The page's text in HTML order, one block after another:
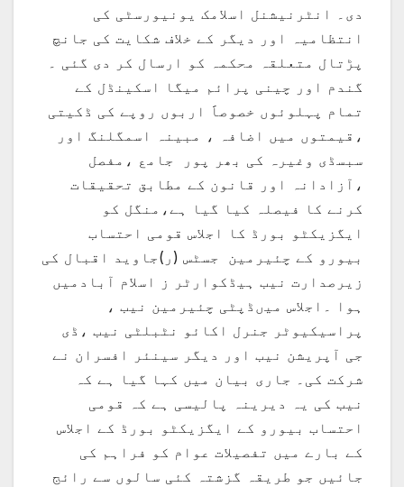
دی۔ انٹرنیشنل اسلامک یونیورسٹی کی
انتظامیہ اور دیگر کے خلاف شکایت کی جانچ
پڑتال متعلقہ محکمہ کو ارسال کر دی گئی ۔
گندم اور چینی پرائم میگا اسکینڈل کے
تمام پہلوئوں خصوصاََ اربوں روپے کی ڈکیتی
،قیمتوں میں اضافہ ، مبینہ اسمگلنگ اور
سبسڈی وغیرہ کی بھر پور جامع ،مفصل
،آزادانہ اور قانون کے مطابق تحقیقات
کرنے کا فیصلہ کیا گیا ہے،منگل کو
ایگزیکٹو بورڈ کا اجلاس قومی احتساب
بیورو کے چئیرمین جسٹس (ر)جاوید اقبال کی
زیرصدارت نیب ہیڈکوارٹر ز اسلام آبادمیں
ہوا ۔اجلاس میںڈپٹی چئیرمین نیب ،
پراسیکیوٹر جنرل اکائو نٹبلٹی نیب ،ڈی
جی آپریشن نیب اور دیگر سینئر افسران نے
شرکت کی۔ جاری بیان میں کہا گیا ہے کہ
نیب کی یہ دیرینہ پالیسی ہے کہ قومی
احتساب بیورو کے ایگزیکٹو بورڈ کے اجلاس
کے بارے میں تفصیلات عوام کو فراہم کی
جائیں جو طریقہ گزشتہ کئی سالوں سے رائج